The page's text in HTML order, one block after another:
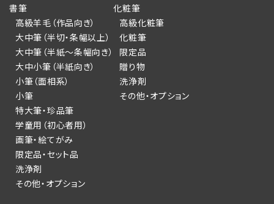
書筆
高級羊毛（作品向き）
大中筆（半切・条幅以上）
大中筆（半紙～条幅向き）
大中小筆（半紙向き）
小筆（面相系）
小筆
特大筆・珍品筆
学童用（初心者用）
画筆・絵てがみ
限定品・セット品
洗浄剤
その他・オプション
化粧筆
高級化粧筆
化粧筆
限定品
贈り物
洗浄剤
その他・オプション